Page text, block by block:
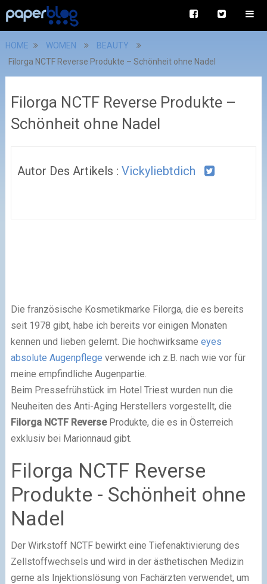
HOME WOMEN
BEAUTY
Filorga NCTF Reverse Produkte – Schönheit ohne Nadel
Filorga NCTF Reverse Produkte –
Schönheit ohne Nadel
Autor Des Artikels : Vickyliebtdich
Die französische Kosmetikmarke Filorga, die es bereits
seit 1978 gibt, habe ich bereits vor einigen Monaten
kennen und lieben gelernt. Die hochwirksame eyes
absolute Augenpflege verwende ich z.B. nach wie vor für
meine empfindliche Augenpartie.
Beim Pressefrühstück im Hotel Triest wurden nun die
Neuheiten des Anti-Aging Herstellers vorgestellt, die
Filorga NCTF ReverseProdukte, die es in Österreich
exklusiv bei Marionnaud gibt.
Filorga NCTF Reverse
Produkte - Schönheit ohne
Nadel
Der Wirkstoff NCTF bewirkt eine Tiefenaktivierung des
Zellstoffwechsels und wird in der ästhetischen Medizin
gerne als Injektionslösung von Fachärzten verwendet, um